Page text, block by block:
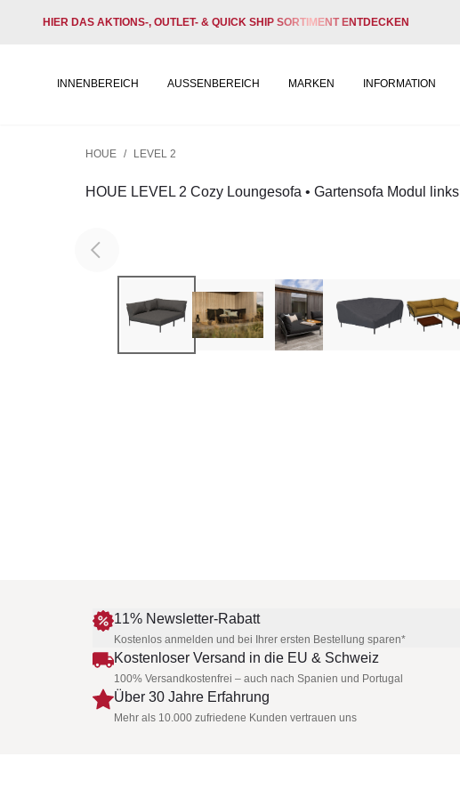
HIER DAS AKTIONS-, OUTLET- & QUICK SHIP SORTIMENT ENTDECKEN
INNENBEREICH AUSSENBEREICH MARKEN INFORMATION
HOUE / LEVEL 2
HOUE LEVEL 2 Cozy Loungesofa • Gartensofa Modul links
11% Newsletter-Rabatt
Kostenlos anmelden und bei Ihrer ersten Bestellung sparen*
Kostenloser Versand in die EU & Schweiz
100% Versandkostenfrei – auch nach Spanien und Portugal
Über 30 Jahre Erfahrung
Mehr als 10.000 zufriedene Kunden vertrauen uns